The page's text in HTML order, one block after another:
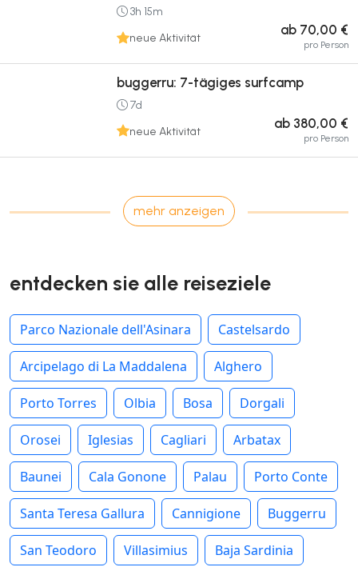
3h 15m
neue Aktivität
ab 70,00 €
pro Person
buggerru: 7-tägiges surfcamp
7d
neue Aktivität
ab 380,00 €
pro Person
mehr anzeigen
entdecken sie alle reiseziele
Parco Nazionale dell'Asinara Castelsardo
Arcipelago di La Maddalena Alghero
Porto Torres Olbia Bosa Dorgali
Orosei Iglesias Cagliari Arbatax
Baunei Cala Gonone Palau Porto Conte
Santa Teresa Gallura Cannigione Buggerru
San Teodoro Villasimius Baja Sardinia